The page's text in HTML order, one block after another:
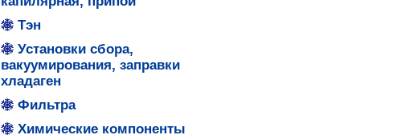
Тэн
Установки сбора,
вакуумирования, заправки
хладаген
Фильтра
Химические компоненты